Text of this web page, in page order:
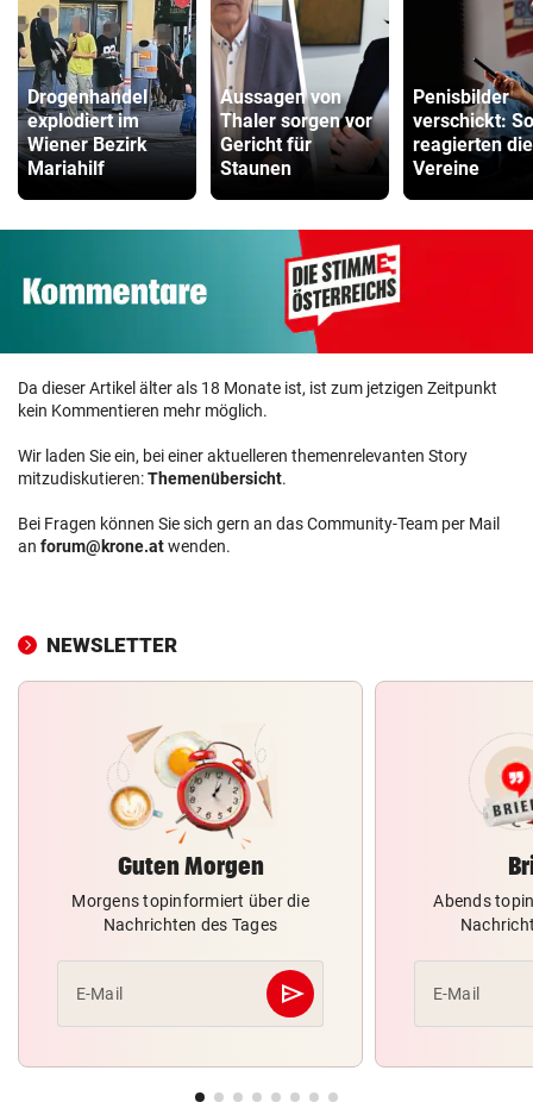
Drogenhandel
explodiert im
Wiener Bezirk
Mariahilf
Aussagen von
Thaler sorgen vor
Gericht für
Staunen
Penisbilder
verschickt: So
reagierten die
Vereine
Da dieser Artikel älter als 18 Monate ist, ist zum jetzigen Zeitpunkt
kein Kommentieren mehr möglich.
Wir laden Sie ein, bei einer aktuelleren themenrelevanten Story
mitzudiskutieren:Themenübersicht.
Bei Fragen können Sie sich gern an das Community-Team per Mail
an forum@krone.atwenden.
NEWSLETTER
Guten Morgen
Morgens topinformiert über die
Nachrichten des Tages
E-Mail send
Abschicken
Abends
E-Mail